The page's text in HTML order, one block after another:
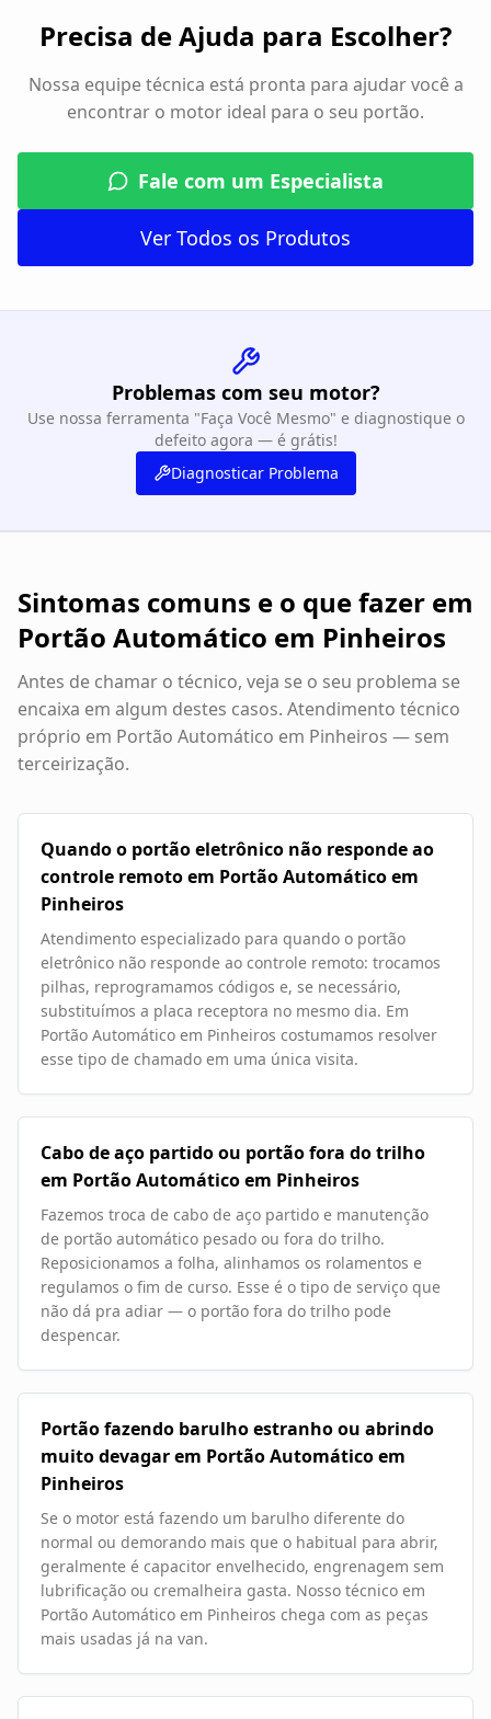
Precisa de Ajuda para Escolher?
Nossa equipe técnica está pronta para ajudar você a
encontrar o motor ideal para o seu portão.
Fale com um Especialista
Ver Todos os Produtos
Problemas com seu motor?
Use nossa ferramenta "Faça Você Mesmo" e diagnostique o
defeito agora — é grátis!
Diagnosticar Problema
Sintomas comuns e o que fazer em
Portão Automático em Pinheiros
Antes de chamar o técnico, veja se o seu problema se
encaixa em algum destes casos. Atendimento técnico
próprio em Portão Automático em Pinheiros — sem
terceirização.
Quando o portão eletrônico não responde ao
controle remoto em Portão Automático em
Pinheiros
Atendimento especializado para quando o portão
eletrônico não responde ao controle remoto: trocamos
pilhas, reprogramamos códigos e, se necessário,
substituímos a placa receptora no mesmo dia. Em
Portão Automático em Pinheiros costumamos resolver
esse tipo de chamado em uma única visita.
Cabo de aço partido ou portão fora do trilho
em Portão Automático em Pinheiros
Fazemos troca de cabo de aço partido e manutenção
de portão automático pesado ou fora do trilho.
Reposicionamos a folha, alinhamos os rolamentos e
regulamos o fim de curso. Esse é o tipo de serviço que
não dá pra adiar — o portão fora do trilho pode
despencar.
Portão fazendo barulho estranho ou abrindo
muito devagar em Portão Automático em
Pinheiros
Se o motor está fazendo um barulho diferente do
normal ou demorando mais que o habitual para abrir,
geralmente é capacitor envelhecido, engrenagem sem
lubrificação ou cremalheira gasta. Nosso técnico em
Portão Automático em Pinheiros chega com as peças
mais usadas já na van.